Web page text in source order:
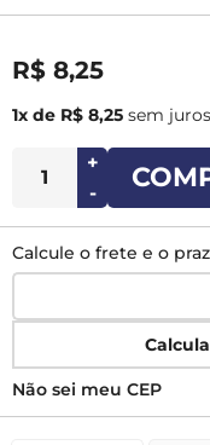
R$ 8,25
1x de R$ 8,25 sem juros
+
-
Calcule o frete e o
Não sei meu CEP